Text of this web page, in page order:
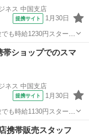
ネス 中国支店
提携サイト 1月30日
も時給1230円スタート
で、ゆくゆくは社員に
ショップでのスマ
ネス 中国支店
提携サイト 1月30日
も時給1130円スタート
で、ゆくゆくは社員に
携帯販売スタッフ